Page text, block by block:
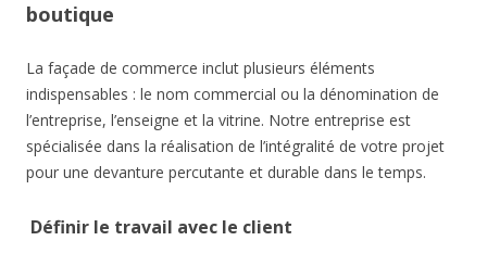
boutique
La façade de commerce inclut plusieurs éléments
indispensables : le nom commercial ou la dénomination de
l’entreprise, l’enseigne et la vitrine. Notre entreprise est
spécialisée dans la réalisation de l’intégralité de votre projet
pour une devanture percutante et durable dans le temps.
Définir le travail avec le client